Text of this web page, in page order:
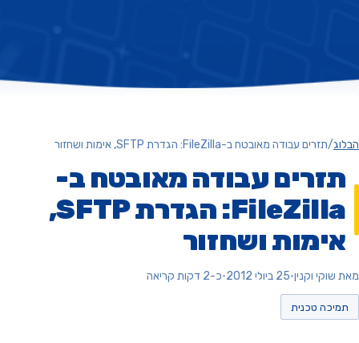
/תזרים עבודה מאובטח ב-FileZilla: הגדרת SFTP, אימות ושחזור
עבודה מאובטח ב-
FileZilla: הגדרת SFTP,
ושחזור
וקנין •25 ביולי 2012 •כ-2 דקות קריאה
טכנית